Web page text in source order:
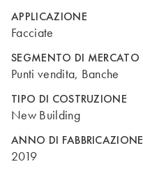
APPLICAZIONE
Facciate
SEGMENTO DI MERCATO
Punti vendita, Banche
TIPO DI COSTRUZIONE
New Building
ANNO DI FABBRICAZIONE
2019